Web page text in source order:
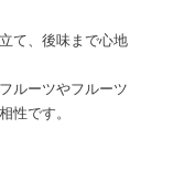
て、後味まで心地
ルーツやフルーツ
性です。